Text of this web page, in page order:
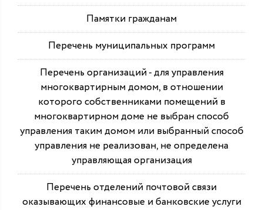
Памятки гражданам
Перечень муниципальных программ
Перечень организаций - для управления
многоквартирным домом, в отношении
которого собственниками помещений в
многоквартирном доме не выбран способ
управления таким домом или выбранный способ
управления не реализован, не определена
управляющая организация
Перечень отделений почтовой связи
оказывающих финансовые и банковские услуги